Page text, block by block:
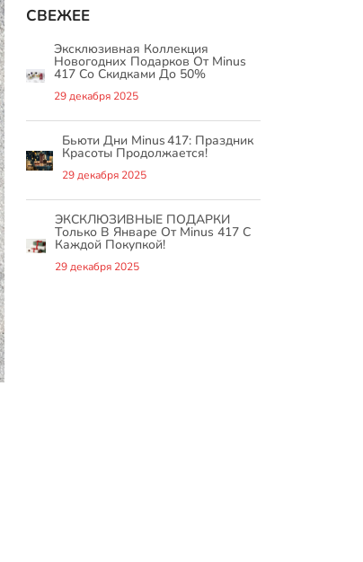
СВЕЖЕЕ
Эксклюзивная Коллекция
Новогодних Подарков От Minus
417 Со Скидками До 50%
29 декабря 2025
Бьюти Дни Minus 417: Праздник
Красоты Продолжается!
29 декабря 2025
ЭКСКЛЮЗИВНЫЕ ПОДАРКИ
Только В Январе От Minus 417 С
Каждой Покупкой!
29 декабря 2025